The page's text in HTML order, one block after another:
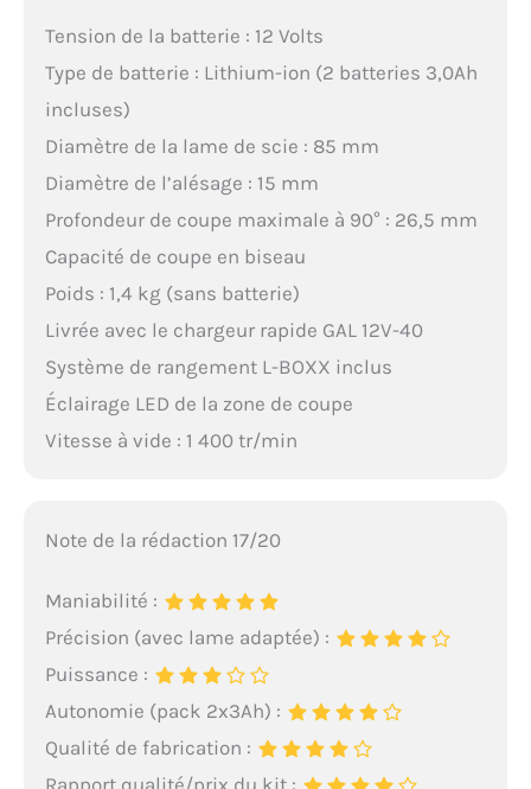
Tension de la batterie : 12 Volts
Type de batterie : Lithium-ion (2 batteries 3,0Ah
incluses)
Diamètre de la lame de scie : 85 mm
Diamètre de l’alésage : 15 mm
Profondeur de coupe maximale à 90° : 26,5 mm
Capacité de coupe en biseau
Poids : 1,4 kg (sans batterie)
Livrée avec le chargeur rapide GAL 12V-40
Système de rangement L-BOXX inclus
Éclairage LED de la zone de coupe
Vitesse à vide : 1 400 tr/min
Note de la rédaction 17/20
Maniabilité :
Précision (avec lame adaptée) :
Puissance :
Autonomie (pack 2x3Ah) :
Qualité de fabrication :